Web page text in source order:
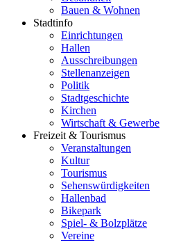
Bauen & Wohnen
Stadtinfo
Einrichtungen
Hallen
Ausschreibungen
Stellenanzeigen
Politik
Stadtgeschichte
Kirchen
Wirtschaft & Gewerbe
Freizeit & Tourismus
Veranstaltungen
Kultur
Tourismus
Sehenswürdigkeiten
Hallenbad
Bikepark
Spiel- & Bolzplätze
Vereine